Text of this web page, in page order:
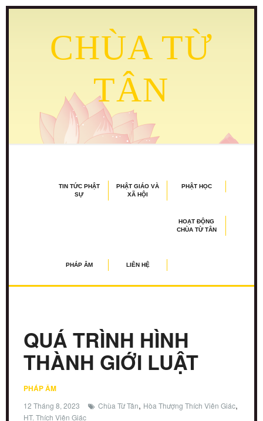
CHÙA TỪ
TÂN
TIN TỨC PHẬT
SỰ
PHẬT GIÁO VÀ
XÃ HỘI
PHẬT HỌC
HOẠT ĐỘNG
CHÙA TỪ TÂN
PHÁP ÂM LIÊN HỆ
QUÁ TRÌNH HÌNH
THÀNH GIỚI LUẬT
PHÁP ÂM
12 Tháng 8, 2023 Chùa Từ Tân, Hòa Thượng Thích Viên Giác,
HT. Thích Viên Giác